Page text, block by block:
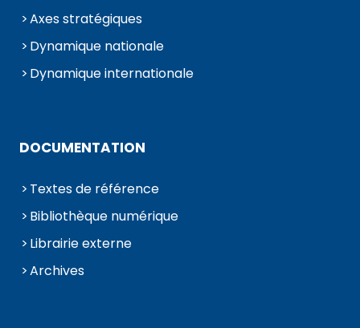
Axes stratégiques
Dynamique nationale
Dynamique internationale
DOCUMENTATION
Textes de référence
Bibliothèque numérique
Librairie externe
Archives